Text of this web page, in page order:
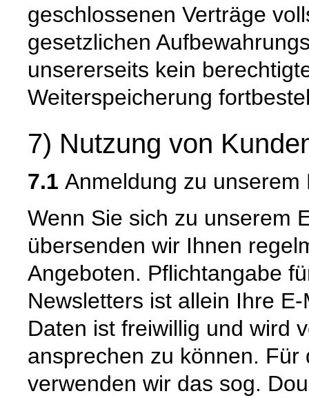
geschlossenen Verträge
gesetzlichen
unsererseits kein
Weiterspeicherung
7) Nutzung von
7.1 Anmeldung zu unserem
Wenn Sie sich zu unserem
übersenden wir Ihnen
Angeboten. Pflichtangabe
Newsletters ist allein Ihre
Daten ist freiwillig und wird
ansprechen zu können. Für
verwenden wir das sog.